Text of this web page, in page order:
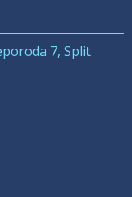
7, Split